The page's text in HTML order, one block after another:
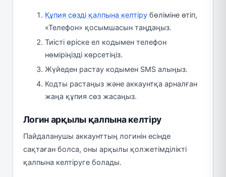
Құпия сөзді қалпына келтіру бөліміне өтіп,
«Телефон» қосымшасын таңдаңыз.
Тиісті өріске ел кодымен телефон
нөміріңізді көрсетіңіз.
Жүйеден растау кодымен SMS алыңыз.
Кодты растаңыз және аккаунтқа арналған
жаңа құпия сөз жасаңыз.
Логин арқылы қалпына келтіру
Пайдаланушы аккаунттың логинін есінде
сақтаған болса, оны арқылы қолжетімділікті
қалпына келтіруге болады.